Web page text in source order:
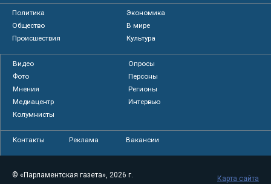
Политика
Экономика
Общество
В мире
Происшествия
Культура
Видео
Опросы
Фото
Персоны
Мнения
Регионы
Медиацентр
Интервью
Колумнисты
Контакты Реклама Вакансии
© «Парламентская газета», 2026 г.
Карта сайта